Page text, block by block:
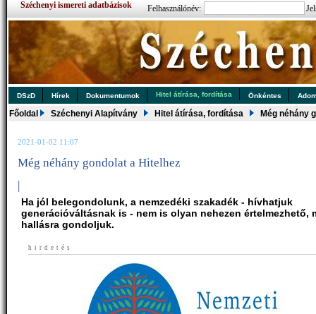
Széchenyi ismereti adatbázisok Felhasználónév:
DSzD Hírek Dokumentumok Hitel átírása, fordítása Önkéntes
Főoldal Széchenyi Alapítvány Hitel átírása, fordítása Még néhány
2021-01-02 11:07
Még néhány gondolat a Hitelhez
|
Ha jól belegondolunk, a nemzedéki szakadék - hívhatjuk
generációváltásnak is - nem is olyan nehezen értelmezhető,
hallásra gondoljuk.
hirdetés